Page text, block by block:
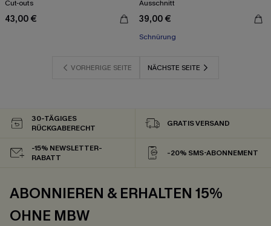
Cut-outs
43,00 €
Ausschnitt
39,00 €
Schnürung
VORHERIGE SEITE NÄCHSTE SEITE
30-TÄGIGES
RÜCKGABERECHT
GRATIS VERSAND
-15% NEWSLETTER-
RABATT
-20% SMS-ABONNEMENT
ABONNIEREN & ERHALTEN 15%
OHNE MBW